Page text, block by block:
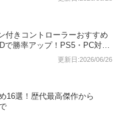
付きコントローラーおすすめ
で勝率アップ！PS5・PC対応
更新日:2026/06/26
16選！歴代最高傑作から